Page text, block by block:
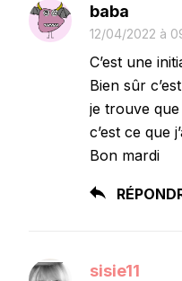
baba
12/04/2022 à
C’est une
Bien sûr
je trouve
c’est ce que
Bon mardi
sisie11